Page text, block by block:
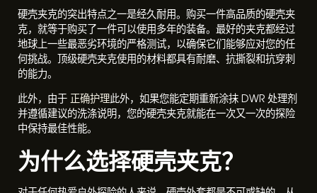
硬壳夹克的突出特点之一是经久耐用。购买一件高品质的硬壳夹
克，就等于购买了一件可以使用多年的装备。最好的夹克都经过
地球上一些最恶劣环境的严格测试，以确保它们能够应对您的任
何挑战。顶级硬壳夹克使用的材料都具有耐磨、抗撕裂和抗穿刺
的能力。
此外，由于 正确护理此外，如果您能定期重新涂抹 DWR 处理剂
并遵循建议的洗涤说明，您的硬壳夹克就能在一次又一次的探险
中保持最佳性能。
为什么选择硬壳夹克？